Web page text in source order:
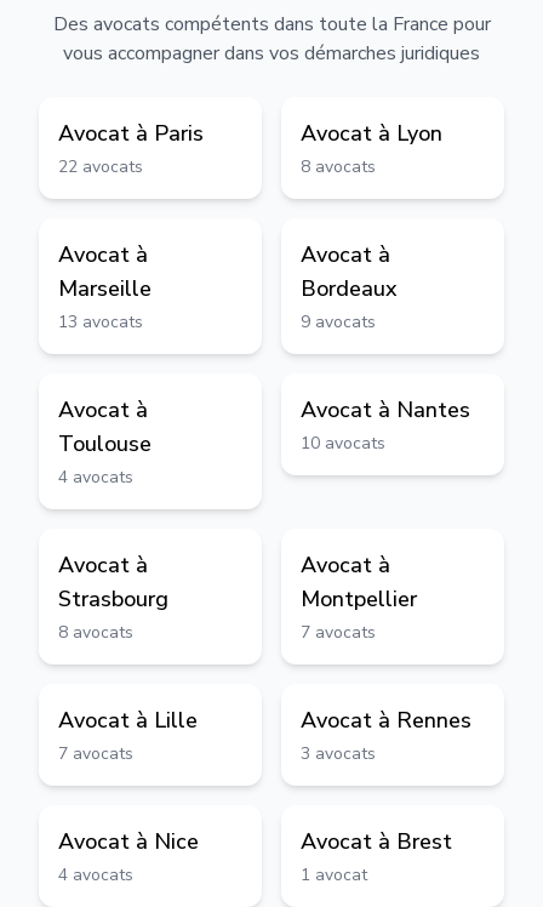
Des avocats compétents dans toute la France pour
vous accompagner dans vos démarches juridiques
Avocat à Paris
22 avocats
Avocat à Lyon
8 avocats
Avocat à
Marseille
13 avocats
Avocat à
Bordeaux
9 avocats
Avocat à
Toulouse
4 avocats
Avocat à Nantes
10 avocats
Avocat à
Strasbourg
8 avocats
Avocat à
Montpellier
7 avocats
Avocat à Lille
7 avocats
Avocat à Rennes
3 avocats
Avocat à Nice
4 avocats
Avocat à Brest
1 avocat